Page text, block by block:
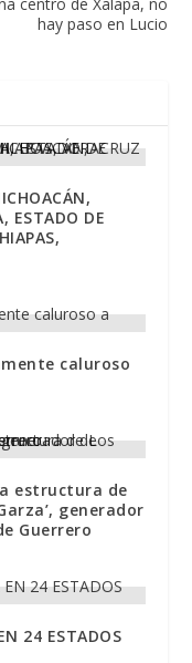
centro de Xalapa, no
hay paso en Lucio
ESTADO DE
caluroso
estructura de
generador
Guerrero
24 ESTADOS